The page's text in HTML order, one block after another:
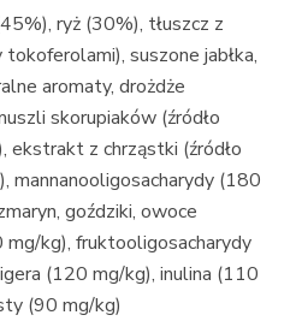
ryż (30%), tłuszcz z
suszone jabłka,
aromaty, drożdże
skorupiaków (źródło
ekstrakt z chrząstki (źródło
mannanooligosacharydy (180
goździki, owoce
kg), fruktooligosacharydy
(120 mg/kg), inulina (110
(90 mg/kg)